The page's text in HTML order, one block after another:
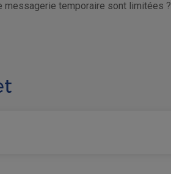
temporaire sont limitées ?